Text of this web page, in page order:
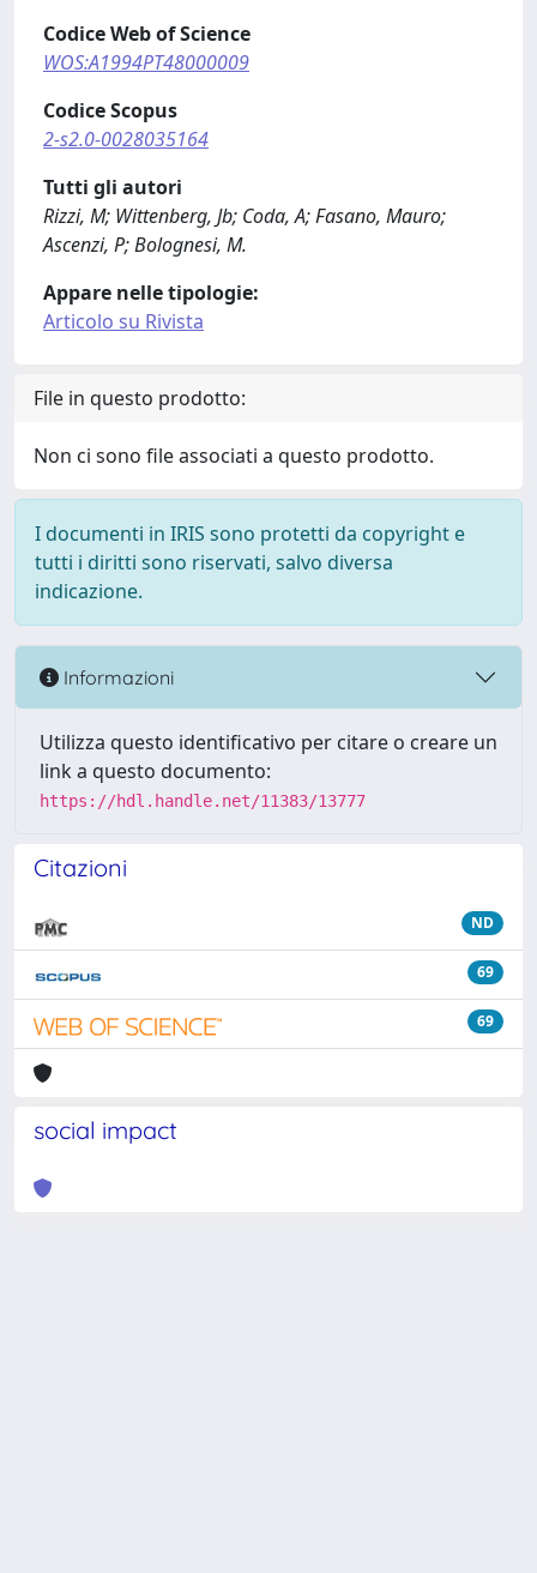
Codice Web of Science
WOS:A1994PT48000009
Codice Scopus
2-s2.0-0028035164
Tutti gli autori
Rizzi, M; Wittenberg, Jb; Coda, A; Fasano, Mauro;
Ascenzi, P; Bolognesi, M.
Appare nelle tipologie:
Articolo su Rivista
File in questo prodotto:
Non ci sono file associati a questo prodotto.
I documenti in IRIS sono protetti da copyright e
tutti i diritti sono riservati, salvo diversa
indicazione.
Informazioni
Utilizza questo identificativo per citare o creare un
link a questo documento:
https://hdl.handle.net/11383/13777
Citazioni
ND
69
69
social impact